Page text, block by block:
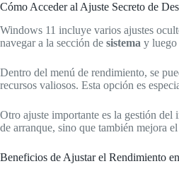
Cómo Acceder al Ajuste Secreto de
Windows 11 incluye varios ajustes
navegar a la sección de sistema y luego
Dentro del menú de rendimiento, se
recursos valiosos. Esta opción es
Otro ajuste importante es la gestión del
de arranque, sino que también mejora
Beneficios de Ajustar el Rendimiento